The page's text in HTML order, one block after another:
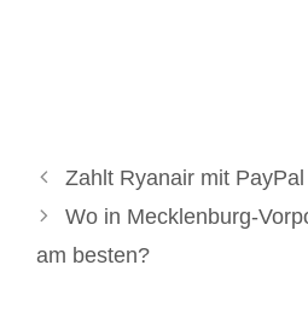
Zahlt Ryanair mit
Wo in Mecklenburg-
am besten?